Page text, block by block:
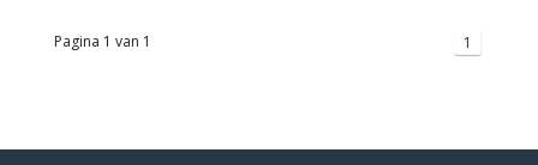
Pagina 1 van 1 1